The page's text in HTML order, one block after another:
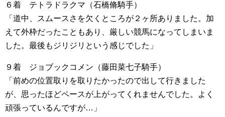
６着 テトラドラクマ（石橋脩騎手）
「道中、スムースさを欠くところが２ヶ所ありました。加
えて外枠だったこともあり、厳しい競馬になってしまいま
した。最後もジリジリという感じでした」
９着 ジョブックコメン（藤田菜七子騎手）
「前めの位置取りを取りたかったので出して行きました
が、思ったほどペースが上がってくれませんでした。よく
頑張っているんですが…」